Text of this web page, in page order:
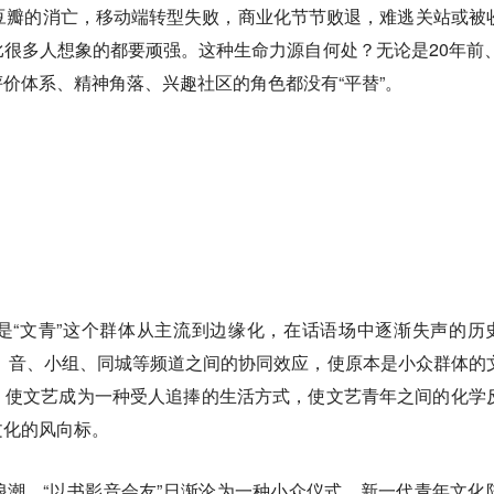
的消亡，移动端转型失败，商业化节节败退，难逃关站或被
多人想象的都要顽强。这种生命力源自何处？无论是20年前
体系、精神角落、兴趣社区的角色都没有“平替”。
“文青”这个群体从主流到边缘化，在话语场中逐渐失声的历
、小组、同城等频道之间的协同效应，使原本是小众群体的
文艺成为一种受人追捧的生活方式，使文艺青年之间的化学
的风向标。